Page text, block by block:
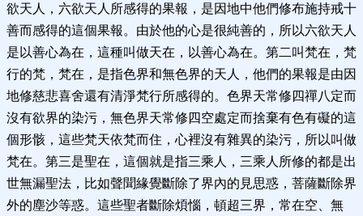
欲天人，六欲天人所感得的果報，是因地中他們修布施持戒十
善而感得的這個果報。由於他的心是很純善的，所以六欲天人
是以善心為在，這種叫做天在，以善心為在。第二叫梵在，梵
行的梵，梵在，是指色界和無色界的天人，他們的果報是由因
地修慈悲喜舍還有清淨梵行所感得的。色界天常修四禪八定而
沒有欲界的染污，無色界天常修四空處定而捨棄有色有礙的這
個形骸，這些梵天依梵而住，心裡沒有雜異的染污，所以叫做
梵在。第三是聖在，這個就是指三乘人，三乘人所修的都是出
世無漏聖法，比如聲聞緣覺斷除了界內的見思惑，菩薩斷除界
外的塵沙等惑。這些聖者斷除煩惱，頓超三界，常在空、無